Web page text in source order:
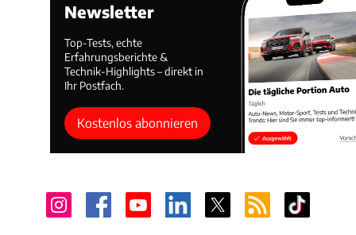
Newsletter
Top-Tests, echte
Erfahrungsberichte &
Technik-Highlights – direkt in
Ihr Postfach.
Kostenlos abonnieren